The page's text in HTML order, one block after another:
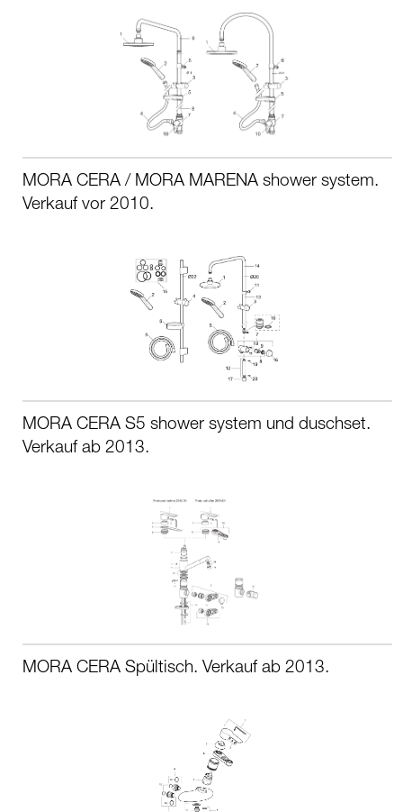
MORA CERA / MORA MARENA shower system.
Verkauf vor 2010.
MORA CERA S5 shower system und duschset.
Verkauf ab 2013.
MORA CERA Spültisch. Verkauf ab 2013.